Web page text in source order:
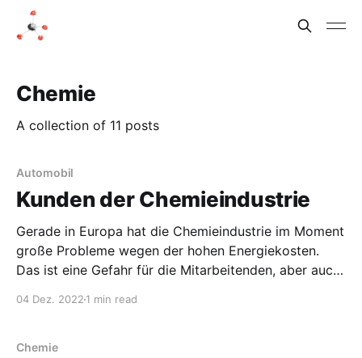
Chemie
A collection of 11 posts
Automobil
Kunden der Chemieindustrie
Gerade in Europa hat die Chemieindustrie im Moment
große Probleme wegen der hohen Energiekosten.
Das ist eine Gefahr für die Mitarbeitenden, aber auch
eine zentrale Industrie, aber
04 Dez. 2022 1 min read
Chemie